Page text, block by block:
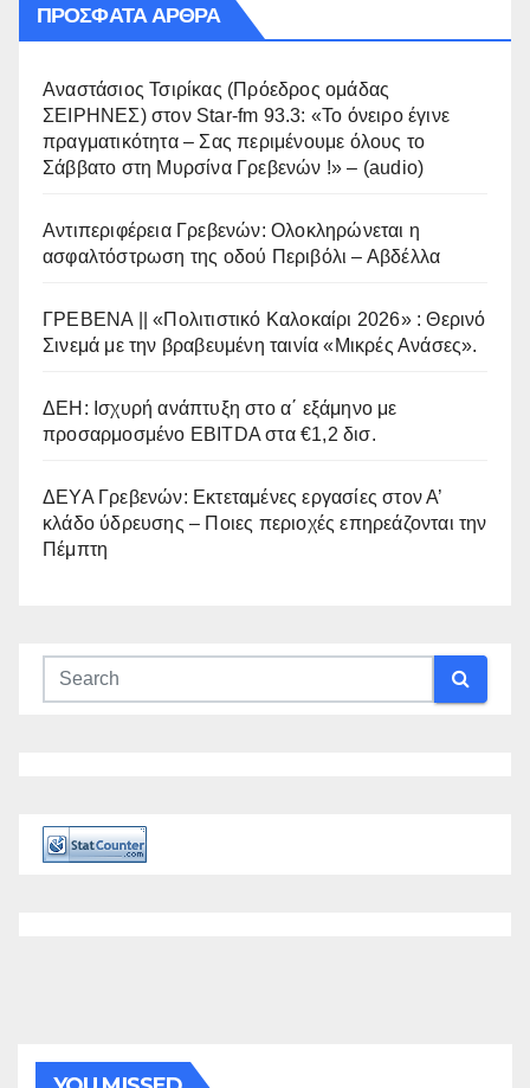
ΠΡΌΣΦΑΤΑ ΆΡΘΡΑ
Αναστάσιος Τσιρίκας (Πρόεδρος ομάδας
ΣΕΙΡΗΝΕΣ) στον Star-fm 93.3: «Το όνειρο έγινε
πραγματικότητα – Σας περιμένουμε όλους το
Σάββατο στη Μυρσίνα Γρεβενών !» – (audio)
Αντιπεριφέρεια Γρεβενών: Ολοκληρώνεται η
ασφαλτόστρωση της οδού Περιβόλι – Αβδέλλα
ΓΡΕΒΕΝΑ || «Πολιτιστικό Καλοκαίρι 2026» : Θερινό
Σινεμά με την βραβευμένη ταινία «Μικρές Ανάσες».
ΔΕΗ: Ισχυρή ανάπτυξη στο α΄ εξάμηνο με
προσαρμοσμένο EBITDA στα €1,2 δισ.
ΔΕΥΑ Γρεβενών: Εκτεταμένες εργασίες στον Α’
κλάδο ύδρευσης – Ποιες περιοχές επηρεάζονται την
Πέμπτη